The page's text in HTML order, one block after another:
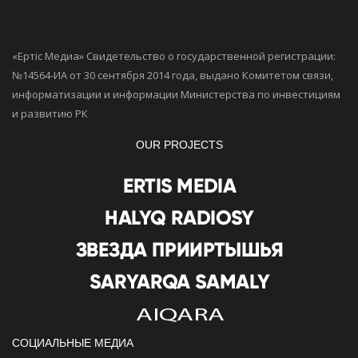
«Ертiс Медиа» Свидетельство о государственной регистрации:
№14564-ИА от 30 сентября 2014 года, выдано Комитетом связи,
информатизации и информации Министерства по инвестициям
и развитию РК
OUR PROJECTS
СОЦИАЛЬНЫЕ МЕДИА